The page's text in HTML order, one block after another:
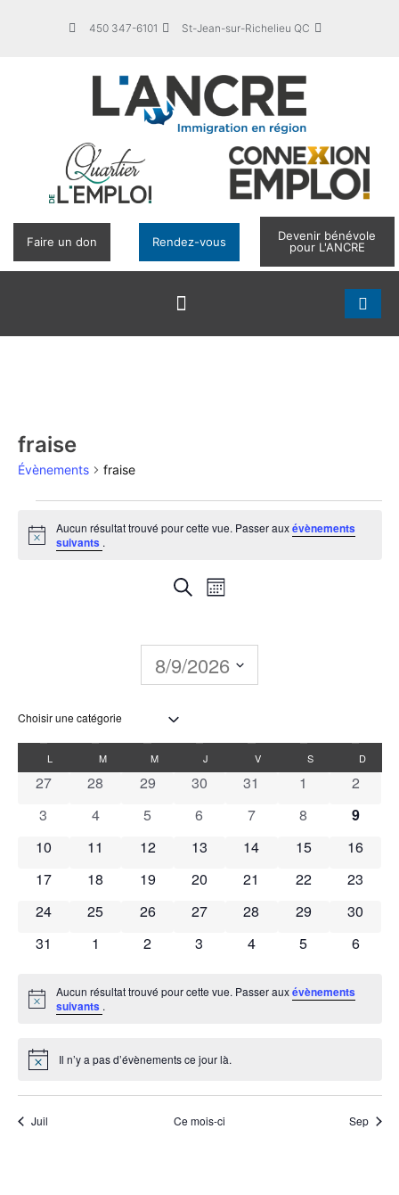
450 347-6101 St-Jean-sur-Richelieu QC
Faire un don Rendez-vous
Devenir bénévole
pour L'ANCRE
fraise
Évènements fraise
Notice
Aucun résultat trouvé pour cette vue. Passer auxévènements
suivants .
Recherche
navigation
vues
Évènements
RechercheNavigation
vues
Évènement
Mois
8/9/2026
Sélectionnez
une
date.Calendrier
de
Évènements
L M M J V S D
0 évènements
27 0 évènements
28 0 évènements
29 0 évènements
30 0 évènements
31 0 évènements
1 0
2
0 évènements
3 0 évènements
4 0 évènements
5 0 évènements
6 0 évènements
7 0 évènements
8 0
9
0 évènements
10 0 évènements
11 0 évènements
12 0 évènements
13 0 évènements
14 0 évènements
15 0
16
0 évènements
17 0 évènements
18 0 évènements
19 0 évènements
20 0 évènements
21 0 évènements
22 0
23
0 évènements
24 0 évènements
25 0 évènements
26 0 évènements
27 0 évènements
28 0 évènements
29 0
30
0 évènements
31 0 évènements
1 0 évènements
2 0 évènements
3 0 évènements
4 0 évènements
5 0
6
Notice
Aucun résultat trouvé pour cette vue. Passer auxévènements
suivants .
Notice Il n’y a pas d’évènements ce jour là.
Juil Ce mois-ci Sep